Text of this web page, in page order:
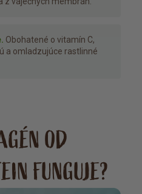
Obohatené o vitamín C,
a omladzujúce rastlinné
OD
FUNGUJE?